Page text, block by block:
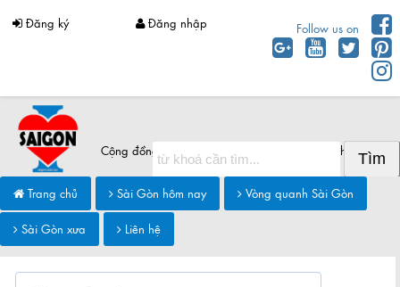
Đăng ký Đăng nhập Follow us on
Cộng đồng Sài Gòn chia sẻ thông tin Sài Gòn hôm nay
Trang chủ Sài Gòn hôm nay
Vòng quanh Sài Gòn
Sài Gòn xưa
Liên hệ